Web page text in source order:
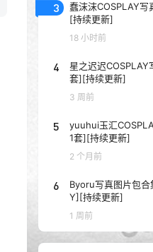
3
蠢沫沫COSPLAY
[持续更新]
18 小时前
4
星之迟迟
套][持续更新]
3 周前
5
yuuhui玉汇
1套][持续更新]
2 个月前
6
Byoru写真图片包
Y][持续更新]
1 周前